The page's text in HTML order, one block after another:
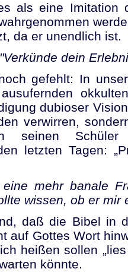
als eine Imitation
da er unendlich ist.
dein
gefehlt: In
dubioser
verwirren,
seinen
letzten Tagen:
mehr banale
wissen, ob er mir
daß die Bibel in
auf Gottes Wort
heißen sollen
könnte.